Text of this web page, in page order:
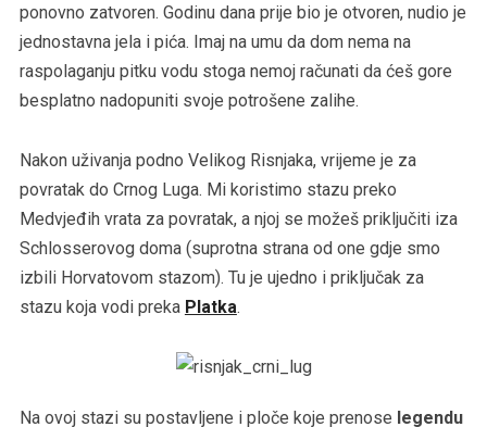
ponovno zatvoren. Godinu dana prije bio je otvoren, nudio je
jednostavna jela i pića. Imaj na umu da dom nema na
raspolaganju pitku vodu stoga nemoj računati da ćeš gore
besplatno nadopuniti svoje potrošene zalihe.
Nakon uživanja podno Velikog Risnjaka, vrijeme je za
povratak do Crnog Luga. Mi koristimo stazu preko
Medvjeđih vrata za povratak, a njoj se možeš priključiti iza
Schlosserovog doma (suprotna strana od one gdje smo
izbili Horvatovom stazom). Tu je ujedno i priključak za
stazu koja vodi preka Platka.
Na ovoj stazi su postavljene i ploče koje prenose legendu